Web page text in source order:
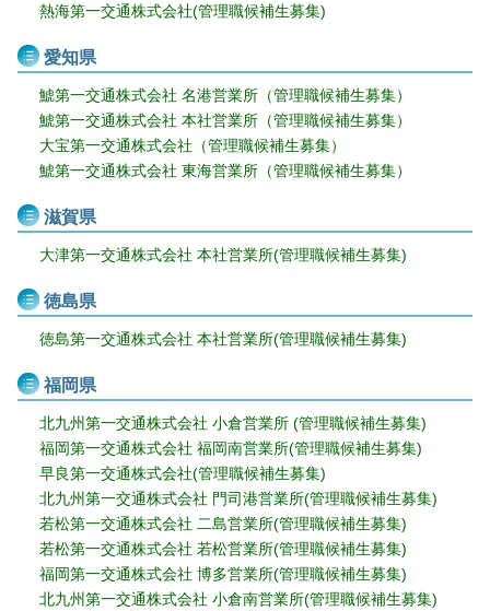
熱海第一交通株式会社(管理職候補生募集)
愛知県
鯱第一交通株式会社 名港営業所（管理職候補生募集）
鯱第一交通株式会社 本社営業所（管理職候補生募集）
大宝第一交通株式会社（管理職候補生募集）
鯱第一交通株式会社 東海営業所（管理職候補生募集）
滋賀県
大津第一交通株式会社 本社営業所(管理職候補生募集)
徳島県
徳島第一交通株式会社 本社営業所(管理職候補生募集)
福岡県
北九州第一交通株式会社 小倉営業所 (管理職候補生募集)
福岡第一交通株式会社 福岡南営業所(管理職候補生募集)
早良第一交通株式会社(管理職候補生募集)
北九州第一交通株式会社 門司港営業所(管理職候補生募集)
若松第一交通株式会社 二島営業所(管理職候補生募集)
若松第一交通株式会社 若松営業所(管理職候補生募集)
福岡第一交通株式会社 博多営業所(管理職候補生募集)
北九州第一交通株式会社 小倉南営業所(管理職候補生募集)